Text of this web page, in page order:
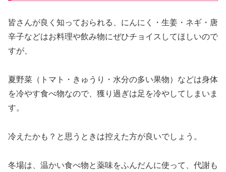
皆さんが良く知っておられる、にんにく・生姜・ネギ・唐
辛子などはお料理や飲み物にぜひチョイスしてほしいので
すが、
夏野菜（トマト・きゅうり・水分の多い果物）などは身体
を冷やす食べ物なので、獲り過ぎは足を冷やしてしまいま
す。
冷えたかも？と思うときは控えた方が良いでしょう。
冬場は、温かい食べ物と薬味をふんだんに使って、代謝も